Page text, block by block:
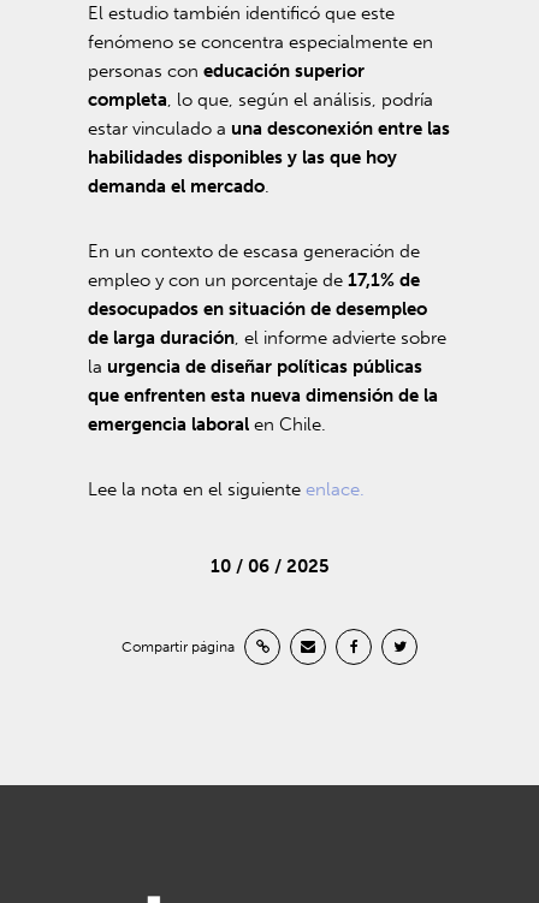
El estudio también identificó que este
fenómeno se concentra especialmente en
personas coneducación superior
completa , lo que, según el análisis, podría
estar vinculado a una desconexión entre las
habilidades disponibles y las que hoy
demanda el mercado
En un contexto de escasa generación de
empleo y con un porcentaje de17,1% de
desocupados en situación de desempleo
de larga duración , el informe advierte sobre
la urgencia de diseñar políticas públicas
que enfrenten esta nueva dimensión de la
emergencia laboral en Chile.
Lee la nota en el siguienteenlace.
10 / 06 / 2025
Compartir página